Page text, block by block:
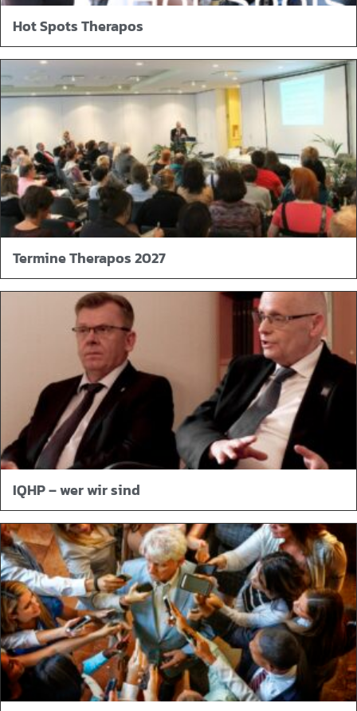
Hot Spots Therapos
Termine Therapos 2027
IQHP – wer wir sind